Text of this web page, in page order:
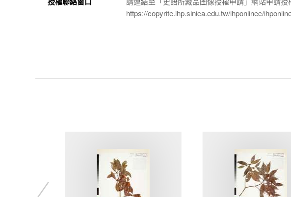
https://copyrite.ihp.sinica.edu.tw/ihponlinec/